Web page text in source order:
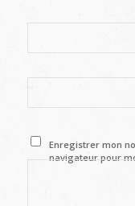
Enregistrer mon
navigateur pour